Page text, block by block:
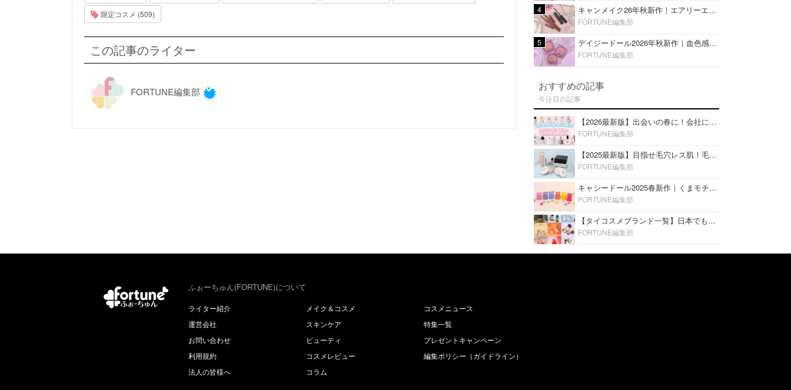
限定コスメ (509)
この記事のライター
FORTUNE編集部
4 キャンメイク26年秋新作｜エアリーエクステンションライナー＆カールスナイパーマスカラ新色をレビュー
FORTUNE編集部
5 デイジードール2026年秋新作｜血色感が可愛い♡『パウダー ブラッシュ ブルーム』新3色をレビュー
FORTUNE編集部
おすすめの記事
今注目の記事
【2026最新版】出会いの春に！会社にもおすすめの好印象な香水14選♡ビジネスの場での香水マナーも
FORTUNE編集部
【2025最新版】目指せ毛穴レス肌！毛穴を埋めて隠す「おすすめ部分用下地＆プライマー」ランキング♡
FORTUNE編集部
キャシードール2025春新作｜くまモチーフのミニリップ「シャイニーベア リップモイスト」をレビュー♡
FORTUNE編集部
【タイコスメブランド一覧】日本でも人気沸騰中の“タイコスメ”ブランド20選！
FORTUNE編集部
ふぉーちゅん(FORTUNE)について
ライター紹介
運営会社
お問い合わせ
利用規約
法人の皆様へ
メイク＆コスメ
スキンケア
ビューティ
コスメレビュー
コラム
コスメニュース
特集一覧
プレゼントキャンペーン
編集ポリシー（ガイドライン）